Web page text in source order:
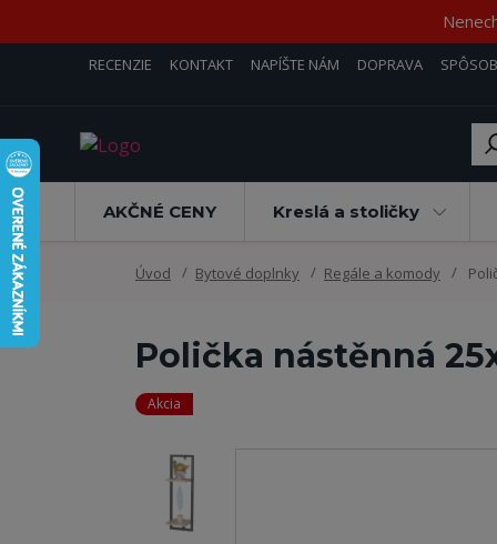
RECENZIE KONTAKT NAPÍŠTE NÁM DOPRAVA
AKČNÉ CENY Kreslá a stoličky
Úvod Bytové doplnky Regále a komody
Polička nástěnná
Akcia